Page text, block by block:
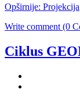
Opširnije: Projekcija
Write comment (0
Ciklus